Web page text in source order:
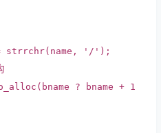
strrchr(name, '/' );
? bname + 1